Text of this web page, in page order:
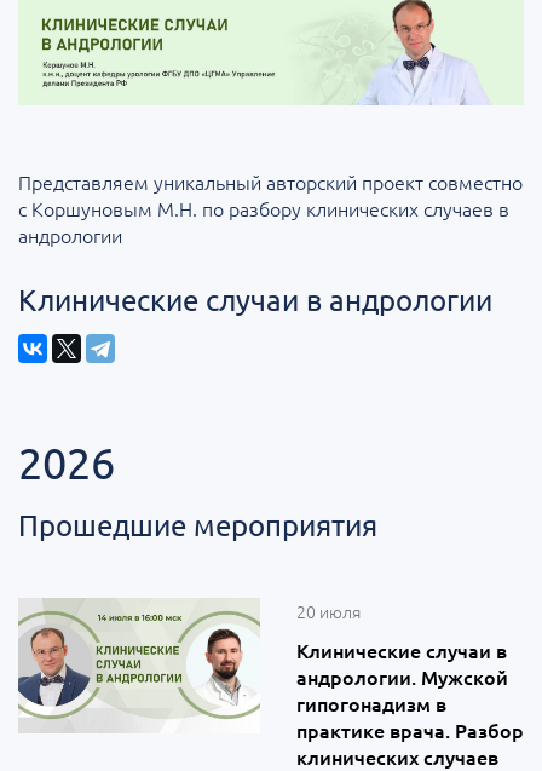
Представляем уникальный авторский проект совместно
с Коршуновым М.Н. по разбору клинических случаев в
андрологии
Клинические случаи в андрологии
2026
Прошедшие мероприятия
20 июля
Клинические случаи в
андрологии. Мужской
гипогонадизм в
практике врача. Разбор
клинических случаев